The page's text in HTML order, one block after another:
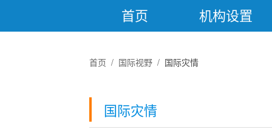
首页 机构设置
首页 / 国际视野/ 国际灾情
国际灾情